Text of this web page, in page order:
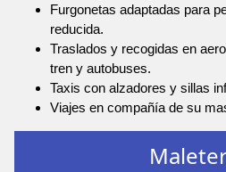
Furgonetas adaptadas para
reducida.
Traslados y recogidas en
tren y autobuses.
Taxis con alzadores y sillas
Viajes en compañía de su